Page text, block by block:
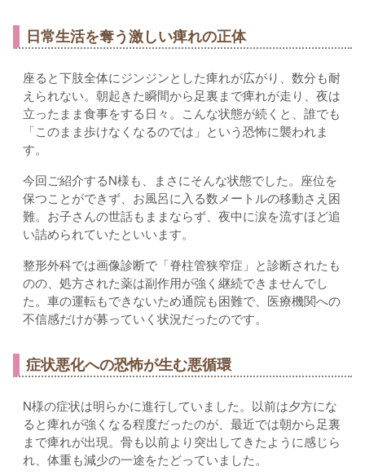
日常生活を奪う激しい痺れの正体
座ると下肢全体にジンジンとした痺れが広がり、数分も耐
えられない。朝起きた瞬間から足裏まで痺れが走り、夜は
立ったまま食事をする日々。こんな状態が続くと、誰でも
「このまま歩けなくなるのでは」という恐怖に襲われま
す。
今回ご紹介するN様も、まさにそんな状態でした。座位を
保つことができず、お風呂に入る数メートルの移動さえ困
難。お子さんの世話もままならず、夜中に涙を流すほど追
い詰められていたといいます。
整形外科では画像診断で「脊柱管狭窄症」と診断されたも
のの、処方された薬は副作用が強く継続できませんでし
た。車の運転もできないため通院も困難で、医療機関への
不信感だけが募っていく状況だったのです。
症状悪化への恐怖が生む悪循環
N様の症状は明らかに進行していました。以前は夕方にな
ると痺れが強くなる程度だったのが、最近では朝から足裏
まで痺れが出現。骨も以前より突出してきたように感じら
れ、体重も減少の一途をたどっていました。